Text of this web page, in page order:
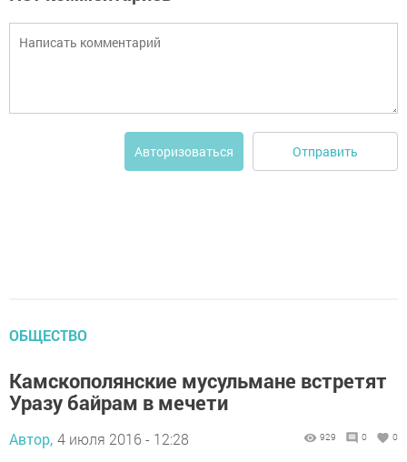
Авторизоваться Отправить
ОБЩЕСТВО
Камскополянские мусульмане встретят
Уразу байрам в мечети
Автор, 4 июля 2016 - 12:28 929 0 0